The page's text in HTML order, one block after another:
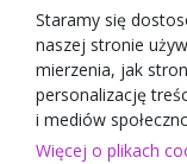
O sprzedawcy
Mimulo.pl
Regulamin sklepu
Ochrona danych
Kontakty
Staramy się
naszej stronie
mierzenia, jak
personalizację
i mediów
Więcej o plikach